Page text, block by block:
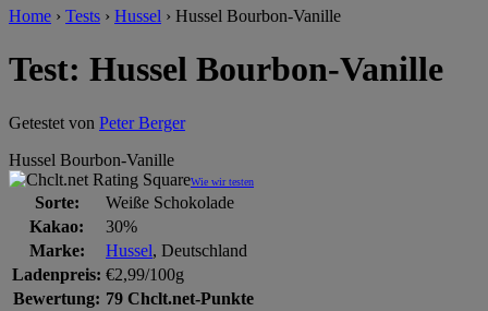
Home › Tests › Hussel › Hussel Bourbon-Vanille
Test: Hussel Bourbon-Vanille
Getestet von Peter Berger
Hussel Bourbon-Vanille
Wie wir testen
Sorte:
Weiße Schokolade
Kakao:
30%
Marke:
Hussel, Deutschland
Ladenpreis: €2,99/100g
Bewertung: 79 Chclt.net-Punkte